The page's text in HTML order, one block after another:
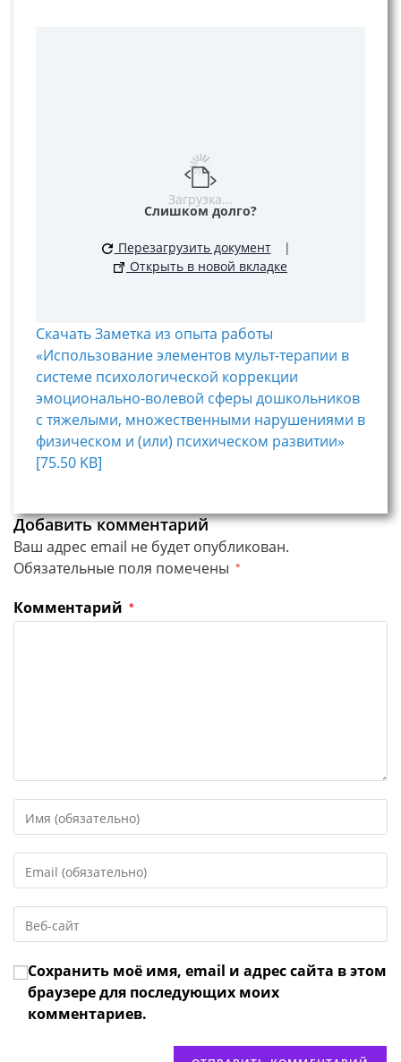
Загрузка...
Слишком долго?
Перезагрузить документ
|
Открыть в новой вкладке
Скачать Заметка из опыта работы
«Использование элементов мульт-терапии в
системе психологической коррекции
эмоционально-волевой сферы дошкольников
с тяжелыми, множественными нарушениями в
физическом и (или) психическом развитии»
[75.50 KB]
Добавить комментарий
Ваш адрес email не будет опубликован.
Обязательные поля помечены *
Комментарий *
свое
или
имя
чтобы
прокомментировать
свой
адрес,
чтобы
URL
веб-
сайта
(необязательно)
Сохранить моё имя, email и адрес сайта в этом
браузере для последующих моих
комментариев.